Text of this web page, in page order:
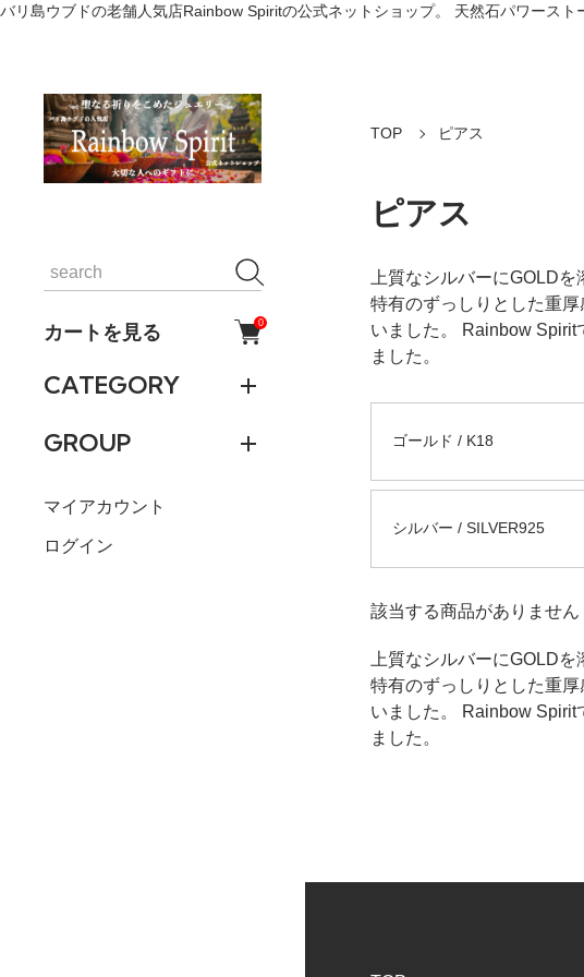
バリ島ウブドの老舗人気店Rainbow Spiritの公式ネットショップ。 天然石パワース
カートを見る 0
CATEGORY
GROUP
マイアカウント
ログイン
TOP ピアス
ピアス
上質なシルバーにGOLD
特有のずっしりとした重
いました。 Rainbow Spirit
ました。
ゴールド / K18
シルバー / SILVER925
該当する商品がありません
上質なシルバーにGOLD
特有のずっしりとした重
いました。 Rainbow Spirit
ました。